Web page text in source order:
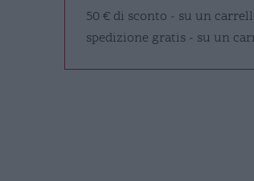
50 € di sconto - su un
spedizione gratis - su un